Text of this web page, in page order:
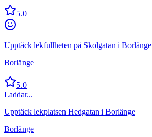
5.0
Upptäck lekfullheten på Skolgatan i Borlänge
Borlänge
5.0
Laddar...
Upptäck lekplatsen Hedgatan i Borlänge
Borlänge